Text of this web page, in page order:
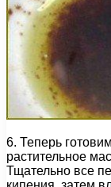
6. Теперь
растительное
Тщательно все